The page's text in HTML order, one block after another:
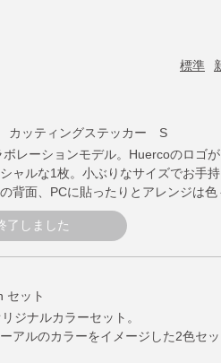
標準
カッティングステッカー S
レーションモデル。Huercoのロゴ
ャルな1枚。小ぶりなサイズでお手
背面、PCに貼ったりとアレンジは色
了しました
セット
ジナルカラーセット。
アルのカラーをイメージした2色セ